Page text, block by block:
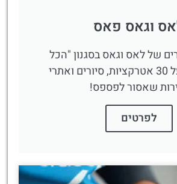
וגאס פאס
של לאס וגאס בסגנון "הכל
כלול" עם מעל 30 אטרקציות, סיורים ואתרי
שאסור לפספס!
לפרטים